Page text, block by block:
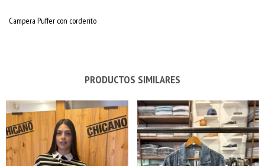
Campera Puffer con corderito
PRODUCTOS SIMILARES